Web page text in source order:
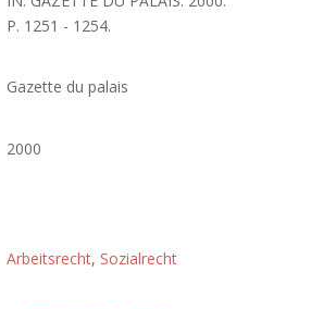
P. 1251 - 1254.
Gazette du palais
2000
Arbeitsrecht, Sozialrecht